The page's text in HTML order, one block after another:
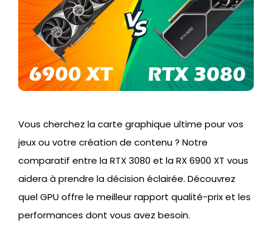
Vous cherchez la carte graphique ultime pour vos
jeux ou votre création de contenu ? Notre
comparatif entre la RTX 3080 et la RX 6900 XT vous
aidera à prendre la décision éclairée. Découvrez
quel GPU offre le meilleur rapport qualité-prix et les
performances dont vous avez besoin.